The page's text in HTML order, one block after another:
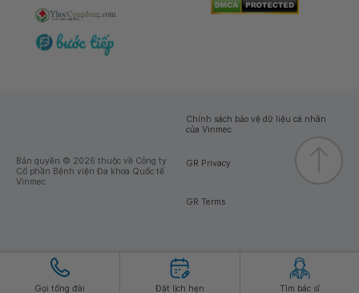
Gọi tổng đài Đặt lịch hẹn Tìm bác sĩ
Bản quyền © 2026 thuộc về Công ty
Cổ phần Bệnh viện Đa khoa Quốc tế
Vinmec
Chính sách bảo vệ dữ liệu cá nhân
của Vinmec
GR Privacy
GR Terms